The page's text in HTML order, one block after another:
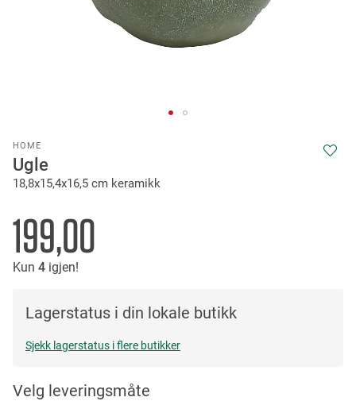
HOME
Ugle
18,8x15,4x16,5 cm keramikk
199,00
Kun 4 igjen!
Lagerstatus i din lokale butikk
Sjekk lagerstatus i flere butikker
Velg leveringsmåte
to
the
beginning
the
images
gallery